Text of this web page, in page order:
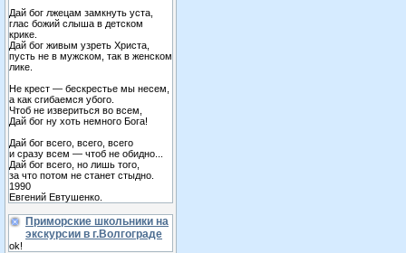
Дай бог лжецам замкнуть уста,
глас божий слыша в детском
крике.
Дай бог живым узреть Христа,
пусть не в мужском, так в женском
лике.
Не крест — бескрестье мы несем,
а как сгибаемся убого.
Чтоб не извериться во всем,
Дай бог ну хоть немного Бога!
Дай бог всего, всего, всего
и сразу всем — чтоб не обидно...
Дай бог всего, но лишь того,
за что потом не станет стыдно.
1990
Евгений Евтушенко.
Приморские школьники на
экскурсии в г.Волгограде
ok!